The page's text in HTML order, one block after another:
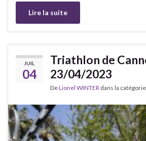
Lire la suite
JUIL
04
Triathlon de
23/04/2023
DeLionel WINTER dans la catégorie